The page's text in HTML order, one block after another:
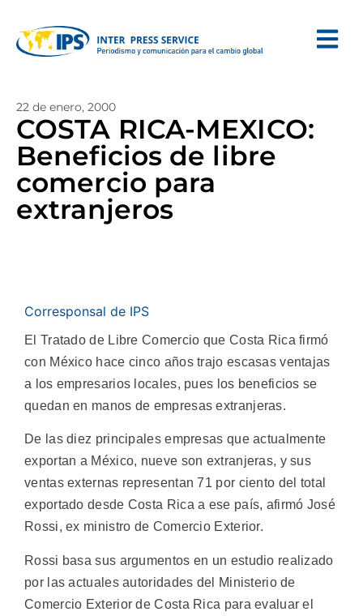
22 de enero, 2000
COSTA RICA-MEXICO:
Beneficios de libre
comercio para
extranjeros
Corresponsal de IPS
El Tratado de Libre Comercio que Costa Rica firmó
con México hace cinco años trajo escasas ventajas
a los empresarios locales, pues los beneficios se
quedan en manos de empresas extranjeras.
De las diez principales empresas que actualmente
exportan a México, nueve son extranjeras, y sus
ventas externas representan 71 por ciento del total
exportado desde Costa Rica a ese país, afirmó José
Rossi, ex ministro de Comercio Exterior.
Rossi basa sus argumentos en un estudio realizado
por las actuales autoridades del Ministerio de
Comercio Exterior de Costa Rica para evaluar el